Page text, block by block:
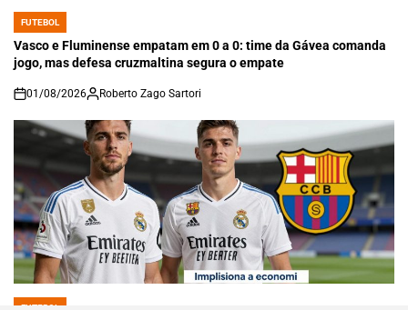
POSTED
IN
FUTEBOL
Vasco e Fluminense empatam em 0 a 0: time da Gávea comanda
jogo, mas defesa cruzmaltina segura o empate
on
01/08/2026 Roberto Zago Sartori
FUTEBOL